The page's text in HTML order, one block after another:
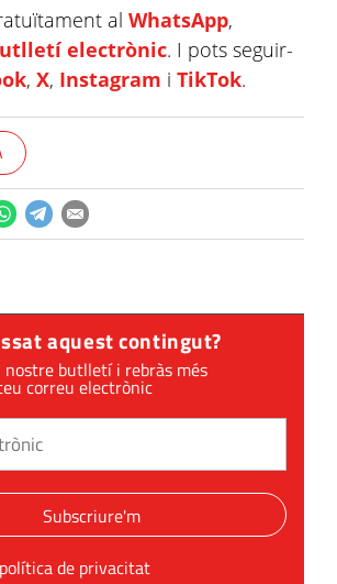
al WhatsApp,
electrònic. I pots seguir-
, X, Instagram i TikTok.
aquest contingut?
butlletí i rebràs més
correu electrònic
Subscriure'm
política de privacitat